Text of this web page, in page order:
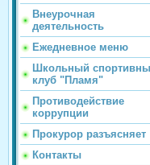
Внеурочная
деятельность
Ежедневное меню
Школьный
клуб "Пламя"
Противодействие
коррупции
Прокурор разъясняет
Контакты